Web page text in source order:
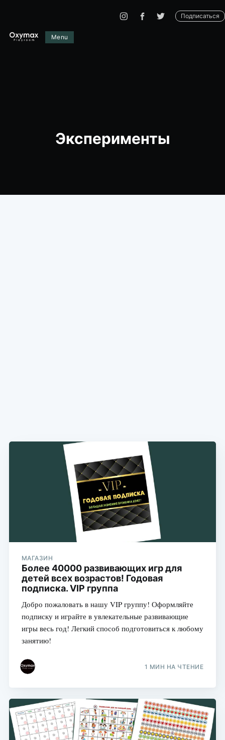
Подписаться
Menu
Эксперименты
МАГАЗИН
Более 40000 развивающих игр для
детей всех возрастов! Годовая
подписка. VIP группа
Добро пожаловать в нашу VIP группу! Оформляйте
подписку и играйте в увлекательные развивающие
игры весь год! Легкий способ подготовиться к любому
занятию!
1 МИН НА ЧТЕНИЕ